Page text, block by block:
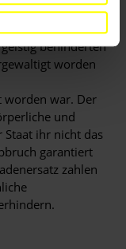
behinderten
worden
worden war. Der
und
Staat ihr nicht das
garantiert
zahlen